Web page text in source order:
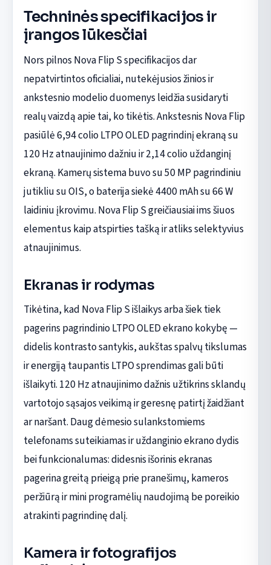
Techninės specifikacijos ir
įrangos lūkesčiai
Nors pilnos Nova Flip S specifikacijos dar
nepatvirtintos oficialiai, nutekėjusios žinios ir
ankstesnio modelio duomenys leidžia susidaryti
realų vaizdą apie tai, ko tikėtis. Ankstesnis Nova Flip
pasiūlė 6,94 colio LTPO OLED pagrindinį ekraną su
120 Hz atnaujinimo dažniu ir 2,14 colio uždanginį
ekraną. Kamerų sistema buvo su 50 MP pagrindiniu
jutikliu su OIS, o baterija siekė 4400 mAh su 66 W
laidiniu įkrovimu. Nova Flip S greičiausiai ims šiuos
elementus kaip atspirties tašką ir atliks selektyvius
atnaujinimus.
Ekranas ir rodymas
Tikėtina, kad Nova Flip S išlaikys arba šiek tiek
pagerins pagrindinio LTPO OLED ekrano kokybę —
didelis kontrasto santykis, aukštas spalvų tikslumas
ir energiją taupantis LTPO sprendimas gali būti
išlaikyti. 120 Hz atnaujinimo dažnis užtikrins sklandų
vartotojo sąsajos veikimą ir geresnę patirtį žaidžiant
ar naršant. Daug dėmesio sulankstomiems
telefonams suteikiamas ir uždanginio ekrano dydis
bei funkcionalumas: didesnis išorinis ekranas
pagerina greitą prieigą prie pranešimų, kameros
peržiūrą ir mini programėlių naudojimą be poreikio
atrakinti pagrindinę dalį.
Kamera ir fotografijos